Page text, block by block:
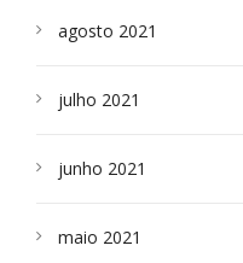
agosto 2021
julho 2021
junho 2021
maio 2021